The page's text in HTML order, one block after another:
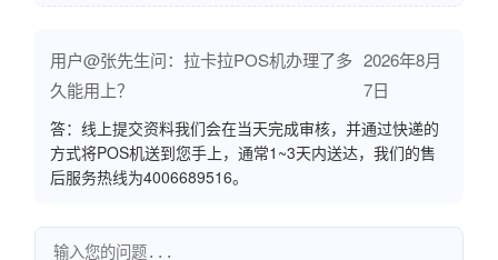
用户@张先生问：拉卡拉POS机办理了多
久能用上？
2026年8月
7日
答：线上提交资料我们会在当天完成审核，并通过快递的
方式将POS机送到您手上，通常1~3天内送达，我们的售
后服务热线为4006689516。